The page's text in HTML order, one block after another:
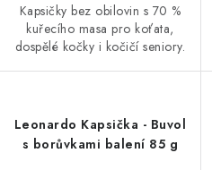
Kapsičky bez obilovin s 70 %
kuřecího masa pro koťata,
dospělé kočky i kočičí seniory.
Leonardo Kapsička - Buvol
s borůvkami balení 85 g